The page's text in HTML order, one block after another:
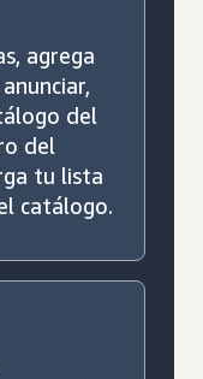
agrega
del
del
tu lista
catálogo.